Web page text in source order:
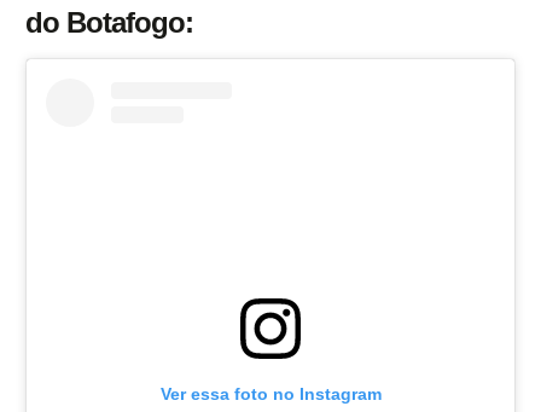
do Botafogo:
Ver essa foto no Instagram